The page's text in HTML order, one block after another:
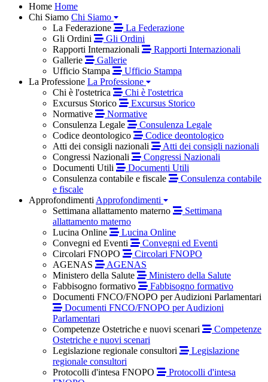
Home Home
Chi Siamo Chi Siamo
La Federazione
La Federazione
Gli Ordini
Gli Ordini
Rapporti Internazionali
Rapporti Internazionali
Gallerie
Gallerie
Ufficio Stampa
Ufficio Stampa
La Professione La Professione
Chi è l'ostetrica
Chi è l'ostetrica
Excursus Storico
Excursus Storico
Normative
Normative
Consulenza Legale
Consulenza Legale
Codice deontologico
Codice deontologico
Atti dei consigli nazionali
Atti dei consigli nazionali
Congressi Nazionali
Congressi Nazionali
Documenti Utili
Documenti Utili
Consulenza contabile e fiscale
Consulenza contabile
e fiscale
Approfondimenti Approfondimenti
Settimana allattamento materno
Settimana
allattamento materno
Lucina Online
Lucina Online
Convegni ed Eventi
Convegni ed Eventi
Circolari FNOPO
Circolari FNOPO
AGENAS
AGENAS
Ministero della Salute
Ministero della Salute
Fabbisogno formativo
Fabbisogno formativo
Documenti FNCO/FNOPO per Audizioni Parlamentari
Documenti FNCO/FNOPO per Audizioni
Parlamentari
Competenze Ostetriche e nuovi scenari
Competenze
Ostetriche e nuovi scenari
Legislazione regionale consultori
Legislazione
regionale consultori
Protocolli d'intesa FNOPO
Protocolli d'intesa